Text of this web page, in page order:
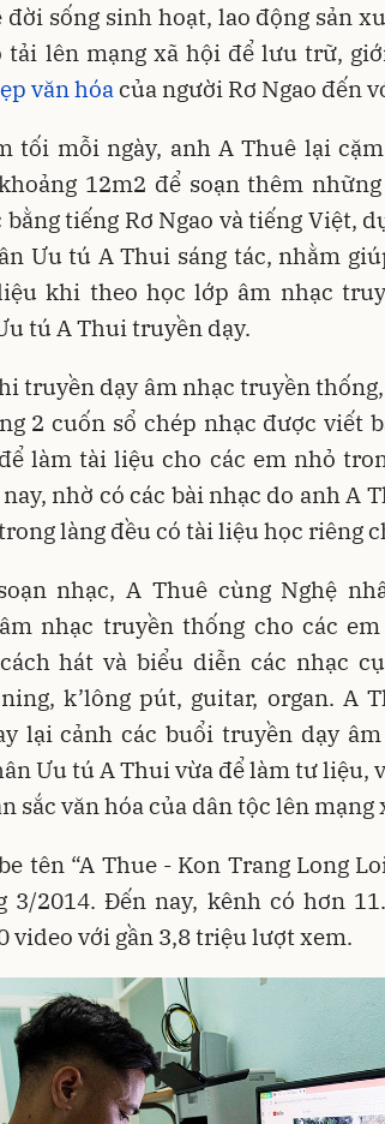
đời sống sinh hoạt, lao động sản
tải lên mạng xã hội để lưu trữ,
văn hóa của người Rơ Ngao đến
tối mỗi ngày, anh A Thuê lại
12m2 để soạn thêm
tiếng Rơ Ngao và tiếng Việt,
Ưu tú A Thui sáng tác, nhằm
khi theo học lớp âm nhạc
tú A Thui truyền dạy.
truyền dạy âm nhạc truyền
2 cuốn sổ chép nhạc được viết
làm tài liệu cho các em nhỏ
nhờ có các bài nhạc do anh A
làng đều có tài liệu học riêng
nhạc, A Thuê cùng Nghệ
nhạc truyền thống cho các
hát và biểu diễn các nhạc
k’lông pút, guitar, organ. A
lại cảnh các buổi truyền dạy
Ưu tú A Thui vừa để làm tư liệu,
sắc văn hóa của dân tộc lên mạng
tên “A Thue - Kon Trang Long
3/2014. Đến nay, kênh có hơn
video với gần 3,8 triệu lượt xem.